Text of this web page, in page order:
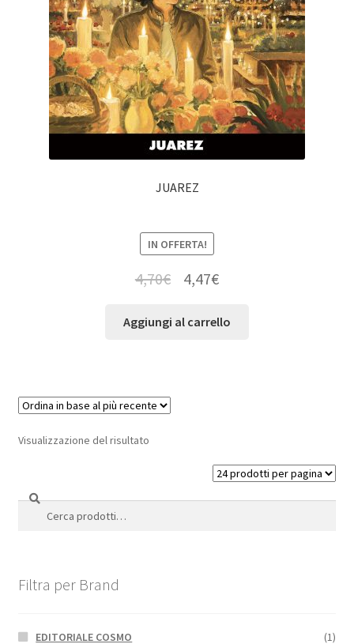
JUAREZ
IN OFFERTA!
4,70€ 4,47€
Aggiungi al carrello
Visualizzazione del risultato
Cerca:
Cerca
Filtra per Brand
EDITORIALE COSMO (1)